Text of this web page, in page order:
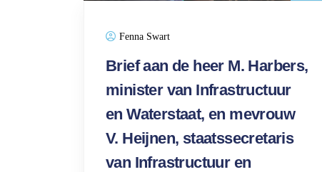
Fenna Swart
Brief aan de heer M. Harbers,
minister van Infrastructuur
en Waterstaat, en mevrouw
V. Heijnen, staatssecretaris
van Infrastructuur en